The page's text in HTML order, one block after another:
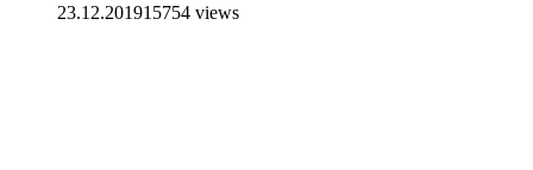
23.12.201915754 views